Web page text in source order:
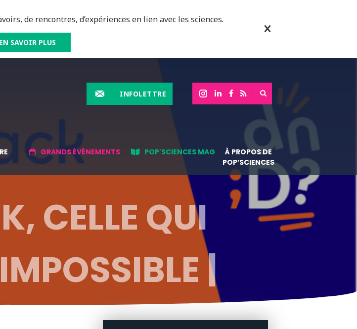
de rencontres, d’expériences en lien avec les sciences.
EN SAVOIR PLUS
INFOLETTRE
GRANDS ÉVÉNEMENTS POP'SCIENCES MAG
À PROPOS DE
POP’SCIENCES
CELLE QUI
|